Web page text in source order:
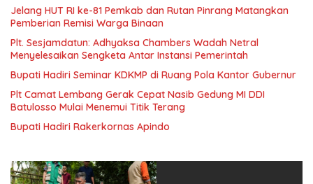
Jelang HUT RI ke-81 Pemkab dan Rutan Pinrang Matangkan
Pemberian Remisi Warga Binaan
Plt. Sesjamdatun: Adhyaksa Chambers Wadah Netral
Menyelesaikan Sengketa Antar Instansi Pemerintah
Bupati Hadiri Seminar KDKMP di Ruang Pola Kantor Gubernur
Plt Camat Lembang Gerak Cepat Nasib Gedung MI DDI
Batulosso Mulai Menemui Titik Terang
Bupati Hadiri Rakerkornas Apindo